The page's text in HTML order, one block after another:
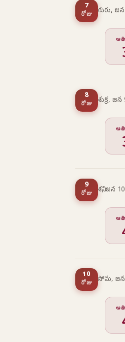
7
రోజు గురు,
8
రోజు శుక్ర, జన
9
రోజు శని, జన 10
10
రోజు సోమ, జన